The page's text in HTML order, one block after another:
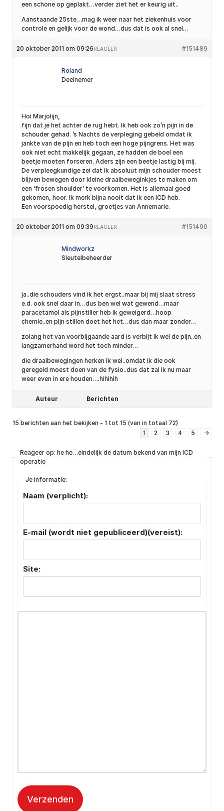
een schone op geplakt…verder ziet het er keurig uit..
Aanstaande 25ste…mag ik weer naar het ziekenhuis voor
controle en gelijk voor de wond…dus dat is ook al snel…
20 oktober 2011 om 09:26 #151489
REAGEER
Roland
Deelnemer
Hoi Marjolijn,
fijn dat je het achter de rug hebt. Ik heb ook zo’n pijn in de
schouder gehad. ’s Nachts de verpleging gebeld omdat ik
jankte van de pijn en heb toch een hoge pijngrens. Het was
ook niet echt makkelijk gegaan, ze hadden de boel een
beetje moeten forseren. Aders zijn een beetje lastig bij mij.
De verpleegkundige zei dat ik absoluut mijn schouder moest
blijven bewegen door kleine draaibeweginkjes te maken om
een ‘frosen shoulder’ te voorkomen. Het is allemaal goed
gekomen, hoor. Ik merk bijna nooit dat ik een ICD heb.
Een voorspoedig herstel, groetjes van Annemarie.
20 oktober 2011 om 09:39 #151490
REAGEER
Mindworkz
Sleutelbeheerder
ja..die schouders vind ik het ergst..maar bij mij slaat stress
e.d. ook snel daar in…dus ben wel wat gewend…maar
paracetamol als pijnstiller heb ik geweigerd…hoop
chemie..en pijn stillen doet het het…dus dan maar zonder…
zolang het van voorbijgaande aard is verbijt ik wel de pijn..en
langzamerhand word het toch minder…
die draaibewegingen herken ik wel..omdat ik die ook
geregeld moest doen van de fysio..dus dat zal ik nu maar
weer even in ere houden….hihihih
Auteur Berichten
15 berichten aan het bekijken - 1 tot 15 (van in totaal 72)
1
2 3 4 5 →
Reageer op: he he…eindelijk de datum bekend van mijn ICD
operatie
Je informatie:
Naam (verplicht):
E-mail (wordt niet gepubliceerd)(vereist):
Site:
Verzenden